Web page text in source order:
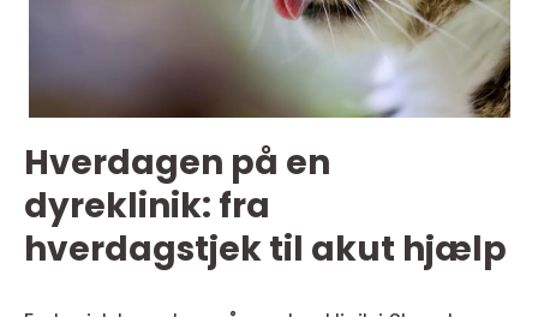
Hverdagen på en
dyreklinik: fra
hverdagstjek til akut hjælp